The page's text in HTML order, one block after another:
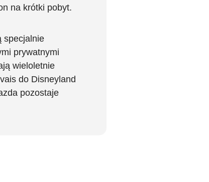
na krótki pobyt.
specjalnie
prywatnymi
wieloletnie
do Disneyland
pozostaje